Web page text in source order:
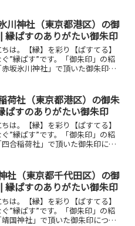
朱印（しゅいん）は、主に日本
神社...
川神社（東京都港区）の御
縁ぱすのありがたい御朱印
は。【縁】を彩り【ぱすてる】
”縁ぱす”です。「御朱印」の紹
坂氷川神社」で頂いた御朱印に
す。朱印（しゅいん）は、主に
院や...
荷社（東京都港区）の御朱
ぱすのありがたい御朱印
は。【縁】を彩り【ぱすてる】
”縁ぱす”です。「御朱印」の紹
合稲荷社」で頂いた御朱印につ
。朱印（しゅいん）は、主に日
や神...
社（東京都千代田区）の御
縁ぱすのありがたい御朱印
は。【縁】を彩り【ぱすてる】
”縁ぱす”です。「御朱印」の紹
国神社」で頂いた御朱印につい